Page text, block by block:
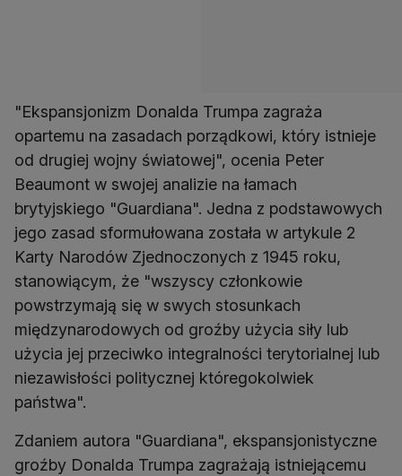
"Ekspansjonizm Donalda Trumpa zagraża
opartemu na zasadach porządkowi, który istnieje
od drugiej wojny światowej", ocenia Peter
Beaumont w swojej analizie na łamach
brytyjskiego "Guardiana". Jedna z podstawowych
jego zasad sformułowana została w artykule 2
Karty Narodów Zjednoczonych z 1945 roku,
stanowiącym, że "wszyscy członkowie
powstrzymają się w swych stosunkach
międzynarodowych od groźby użycia siły lub
użycia jej przeciwko integralności terytorialnej lub
niezawisłości politycznej któregokolwiek
państwa".
Zdaniem autora "Guardiana", ekspansjonistyczne
groźby Donalda Trumpa zagrażają istniejącemu